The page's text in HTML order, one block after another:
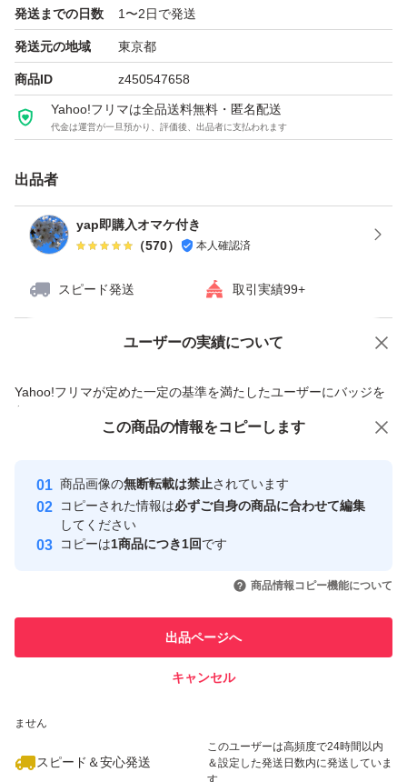
2品200円値引き
3品300円値引き
4品400円値引き
5品500円値引き
6品600円値引き
……
□折りたたんでの配送になります。
プロフィールをご一読いただき気持ちの良い御取り引きを
☆☆☆☆☆☆☆☆☆☆☆☆☆☆☆☆☆☆☆☆☆
※簡易包装にて発送致します。ご了承ください。
※神経質な方はご購入をお控えください。
※海外輸入品になります。作りが甘い場合があります。
ます。
発送までの日数 1〜2日で発送
発送元の地域 東京都
商品ID z450547658
Yahoo!フリマは全品送料無料・匿名配送
代金は運営が一旦預かり、評価後、出品者に支払われます
出品者
yap即購入オマケ付き
（570） 本人確認済
スピード発送 取引実績99+
ユーザーの実績について
Yahoo!フリマが定めた一定の基準を満たしたユーザーにバッジを
付与しています
安心取引出品者
心・安全なユーザーです
取引実績
引を完了させた実績があります
での取引実績があります
ません
スピード＆安心発送
このユーザーは高頻度で24時間以内
＆設定した発送日数内に発送していま
す
価格の相談 商品への質問
この商品の情報をコピーします
商品画像の無断転載は禁止されています
コピーされた情報は必ずご自身の商品に合わせて編集
してください
コピーは1商品につき1回です
商品情報コピー機能について
出品ページへ
キャンセル
この商品をみている人にオススメ